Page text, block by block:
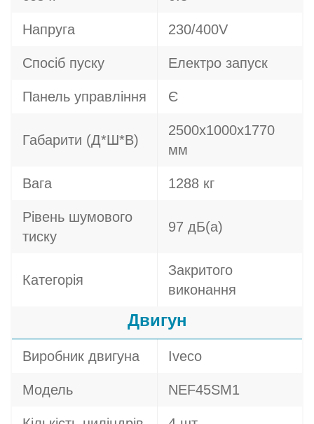
Напруга 230/400V
Спосіб пуску Електро запуск
Панель управління Є
Габарити (Д*Ш*В)
2500х1000х1770
мм
Вага 1288 кг
Рівень шумового
тиску
97 дБ(а)
Категорія
Закритого
виконання
Двигун
Виробник двигуна Iveco
Модель NEF45SM1